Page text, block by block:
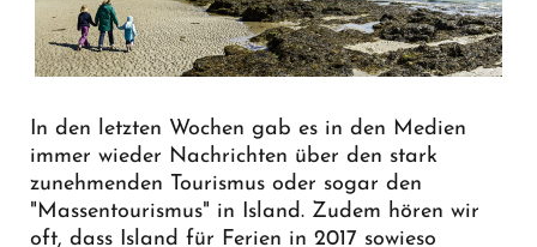
In den letzten Wochen gab es in den Medien
immer wieder Nachrichten über den stark
zunehmenden Tourismus oder sogar den
"Massentourismus" in Island. Zudem hören wir
oft, dass Island für Ferien in 2017 sowieso